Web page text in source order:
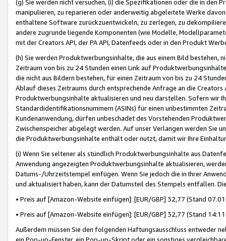
(g) Sie werden nicht versuchen, (i) die Spezifikationen oder die in
manipulieren, zu reparieren oder anderweitig abgeleitete Werke
enthaltene Software zurückzuentwickeln, zu zerlegen, zu
andere zugrunde liegende Komponenten (wie Modelle,
mit der Creators API, der PA API, Datenfeeds oder in den Produkt
(h) Sie werden Produktwerbungsinhalte, die aus einem Bild bestehen,
Zeitraum von bis zu 24 Stunden einen Link auf
die nicht aus Bildern bestehen, für einen Zeitraum von bis zu 24
Ablauf dieses Zeitraums durch entsprechende Anfrage an die
Produktwerbungsinhalte aktualisieren und neu darstellen. Sofern wir
Standardidentifikationsnummern (ASINs) für einen unbestimmten
Kundenanwendung, dürfen unbeschadet des Vorstehenden
Zwischenspeicher abgelegt werden. Auf unser Verlangen werden Sie
die Produktwerbungsinhalte enthält oder nutzt, damit wir Ihre
(i) Wenn Sie seltener als stündlich Produktwerbungsinhalte aus
Anwendung angezeigten Produktwerbungsinhalte aktualisieren,
Datums-/Uhrzeitstempel einfügen. Wenn Sie jedoch die in Ihrer
und aktualisiert haben, kann der Datumsteil des Stempels entfallen.
• Preis auf [Amazon-Website einfügen]: [EUR/GBP] 32,77 (Stand
• Preis auf [Amazon-Website einfügen]: [EUR/GBP] 32,77 (Stand
Außerdem müssen Sie den folgenden Haftungsausschluss entweder
ein Pop-up-Fenster, ein Pop-up-Skript oder ein sonstiges